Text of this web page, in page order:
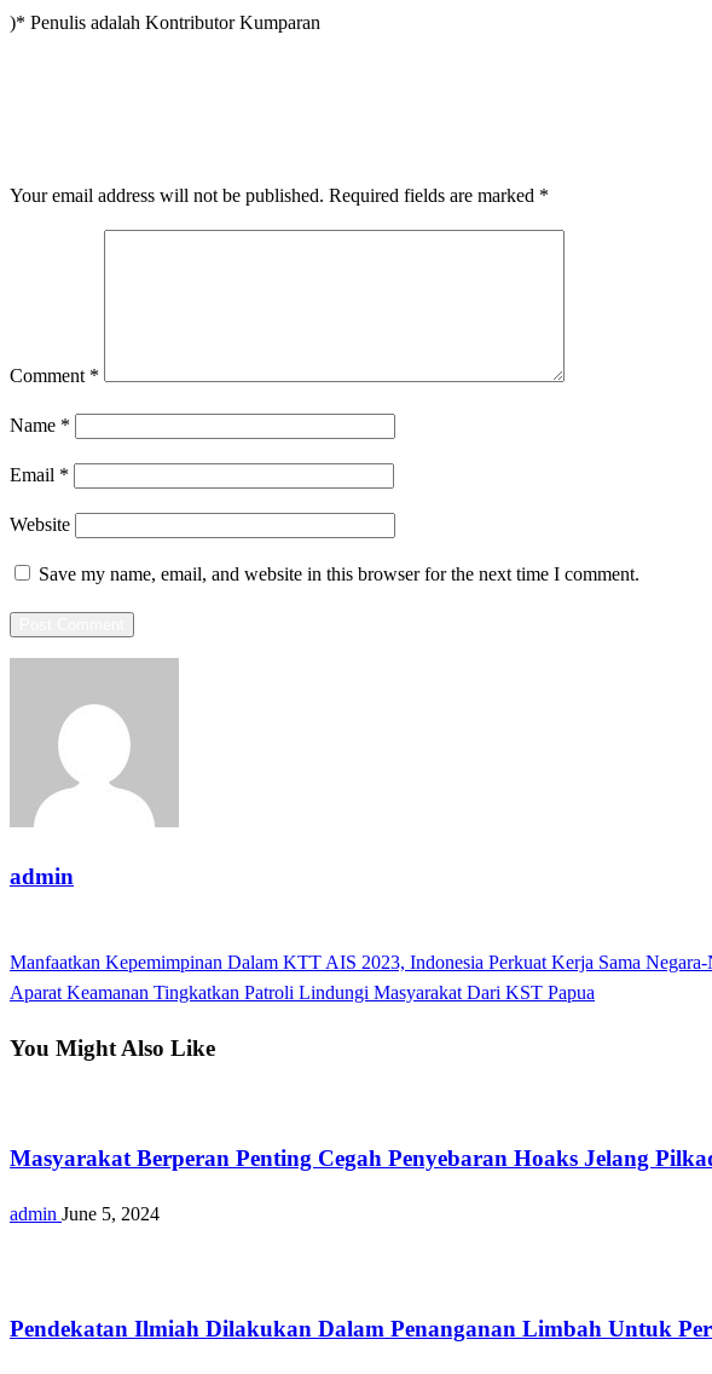
)* Penulis adalah Kontributor Kumparan
Your email address will not be published. Required fields are marked *
Comment *
Name *
Email *
Website
Save my name, email, and website in this browser for the next time I comment.
admin
Post
Previous
Post
Manfaatkan Kepemimpinan Dalam KTT AIS 2023, Indonesia Perkuat Kerja Sama Negara-
Next
Aparat Keamanan Tingkatkan Patroli Lindungi Masyarakat Dari KST Papua
You Might Also Like
Masyarakat Berperan Penting Cegah Penyebaran Hoaks Jelang
admin June 5, 2024
Pendekatan Ilmiah Dilakukan Dalam Penanganan Limbah Untuk